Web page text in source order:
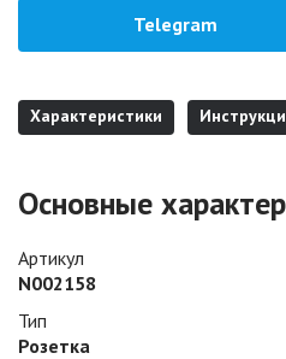
Telegram
Характеристики
Основные
Артикул
N002158
Тип
Розетка